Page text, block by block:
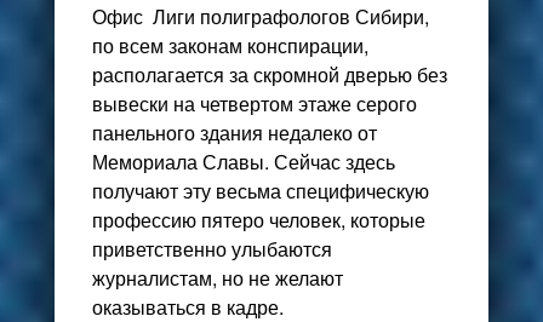
Офис Лиги полиграфологов Сибири,
по всем законам конспирации,
располагается за скромной дверью без
вывески на четвертом этаже серого
панельного здания недалеко от
Мемориала Славы. Сейчас здесь
получают эту весьма специфическую
профессию пятеро человек, которые
приветственно улыбаются
журналистам, но не желают
оказываться в кадре.